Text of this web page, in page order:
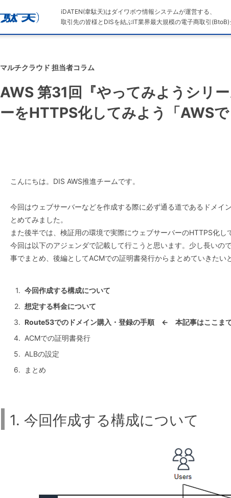
iDATEN(韋駄天)はダイワボウ情報システムが運営する、
取引先の皆様とDISを結ぶIT業界最大規模の電子商取引(BtoB)
マルチクラウド 担当者コラム
AWS 第31回『やってみようシリ
ーをHTTPS化してみよう「AWS
こんにちは。DIS AWS推進チームです。
今回はウェブサーバーなどを作成する際に必ず通る道であるドメイ
とめてみました。
また後半では、検証用の環境で実際にウェブサーバーのHTTPS化し
今回は以下のアジェンダで記載して行こうと思います。少し長い
事でまとめ、後編としてACMでの証明書発行からまとめていきたい
今回作成する構成について
想定する料金について
Route53でのドメイン購入・登録の手順 ← 本記事はここま
ACMでの証明書発行
ALBの設定
まとめ
1. 今回作成する構成について